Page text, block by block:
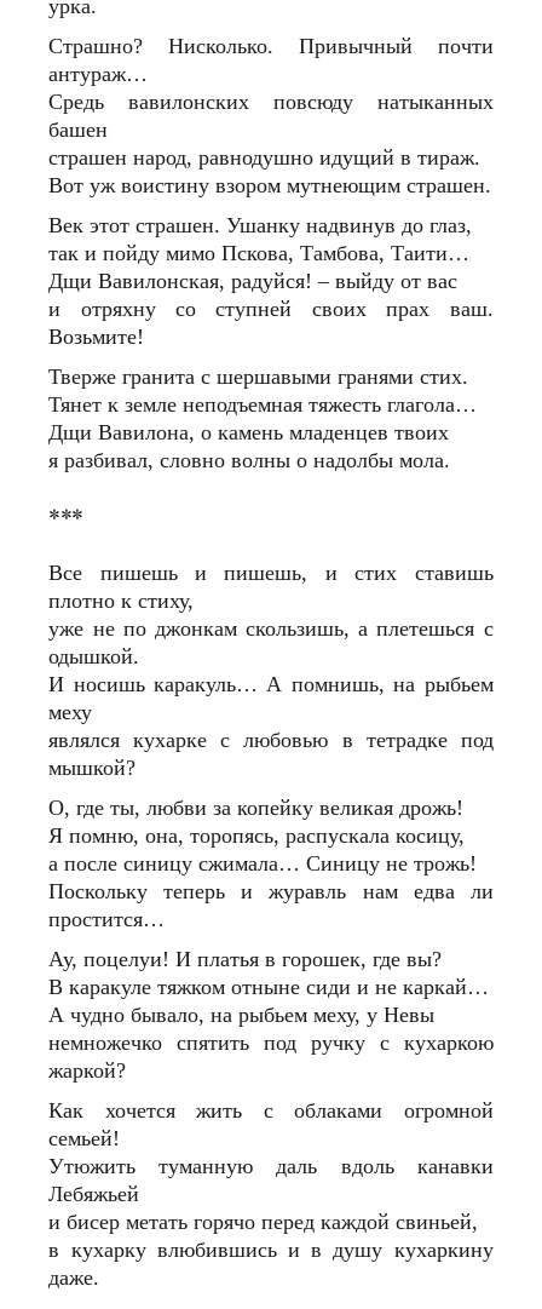
урка.
Страшно? Нисколько. Привычный почти
антураж…
Средь вавилонских повсюду натыканных
башен
страшен народ, равнодушно идущий в тираж.
Вот уж воистину взором мутнеющим страшен.
Век этот страшен. Ушанку надвинув до глаз,
так и пойду мимо Пскова, Тамбова, Таити…
Дщи Вавилонская, радуйся! – выйду от вас
и отряхну со ступней своих прах ваш.
Возьмите!
Тверже гранита с шершавыми гранями стих.
Тянет к земле неподъемная тяжесть глагола…
Дщи Вавилона, о камень младенцев твоих
я разбивал, словно волны о надолбы мола.
***
Все пишешь и пишешь, и стих ставишь
плотно к стиху,
уже не по джонкам скользишь, а плетешься с
одышкой.
И носишь каракуль… А помнишь, на рыбьем
меху
являлся кухарке с любовью в тетрадке под
мышкой?
О, где ты, любви за копейку великая дрожь!
Я помню, она, торопясь, распускала косицу,
а после синицу сжимала… Синицу не трожь!
Поскольку теперь и журавль нам едва ли
простится…
Ау, поцелуи! И платья в горошек, где вы?
В каракуле тяжком отныне сиди и не каркай…
А чудно бывало, на рыбьем меху, у Невы
немножечко спятить под ручку с кухаркою
жаркой?
Как хочется жить с облаками огромной
семьей!
Утюжить туманную даль вдоль канавки
Лебяжьей
и бисер метать горячо перед каждой свиньей,
в кухарку влюбившись и в душу кухаркину
даже.